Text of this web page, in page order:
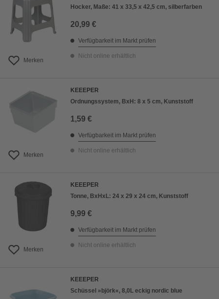
Merken
Hocker, Maße: 41 x 33,5 x 42,5 cm, silberfarben
20,99 €
Verfügbarkeit im Markt prüfen
Nicht online erhältlich
Merken
KEEEPER
Ordnungssystem, BxH: 8 x 5 cm, Kunststoff
1,59 €
Verfügbarkeit im Markt prüfen
Nicht online erhältlich
Merken
KEEEPER
Tonne, BxHxL: 24 x 29 x 24 cm, Kunststoff
9,99 €
Verfügbarkeit im Markt prüfen
Nicht online erhältlich
KEEEPER
Schüssel »björk«, 8,0L eckig nordic blue